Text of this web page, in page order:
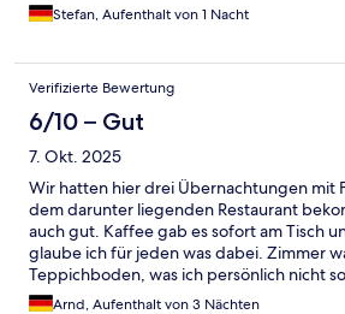
können, wurde unfreundlich von der
geantwortet. Sie selber hat sich dann
man nichts mehr zu trinken im Hotel.
Stefan, Aufenthalt von 1 Nacht
Verifizierte Bewertung
6/10 – Gut
7. Okt. 2025
Wir hatten hier drei Übernachtungen mit
dem darunter liegenden Restaurant
auch gut. Kaffee gab es sofort am Tisch
glaube ich für jeden was dabei. Zimmer
Teppichboden, was ich persönlich nicht
Hygiene. Das Bad auch sauber bis auf die
Arnd, Aufenthalt von 3 Nächten